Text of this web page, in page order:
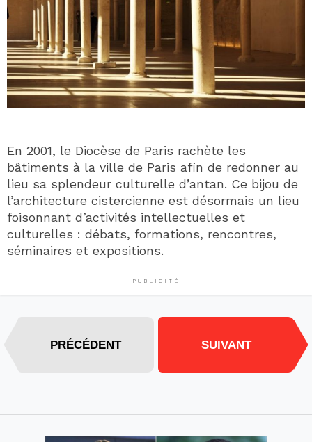
En 2001, le Diocèse de Paris rachète les
bâtiments à la ville de Paris afin de redonner au
lieu sa splendeur culturelle d’antan. Ce bijou de
l’architecture cistercienne est désormais un lieu
foisonnant d’activités intellectuelles et
culturelles : débats, formations, rencontres,
séminaires et expositions.
PUBLICITÉ
PRÉCÉDENT SUIVANT